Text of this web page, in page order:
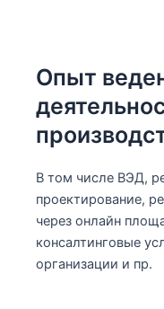
Опыт
В том числе ВЭД,
проектирование,
через онлайн
консалтинговые
организации и пр.